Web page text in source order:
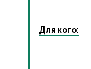
Для кого: